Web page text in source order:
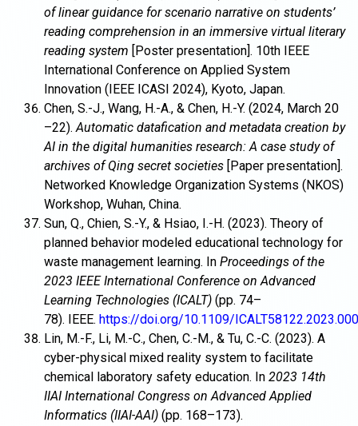
of linear guidance for scenario narrative on students’
reading comprehension in an immersive virtual literary
reading system [Poster presentation]. 10th IEEE
International Conference on Applied System
Innovation (IEEE ICASI 2024), Kyoto, Japan.
Chen, S.-J., Wang, H.-A., & Chen, H.-Y. (2024, March 20
–22). Automatic datafication and metadata creation by
AI in the digital humanities research: A case study of
archives of Qing secret societies [Paper presentation].
Networked Knowledge Organization Systems (NKOS)
Workshop, Wuhan, China.
Sun, Q., Chien, S.-Y., & Hsiao, I.-H. (2023). Theory of
planned behavior modeled educational technology for
waste management learning. In Proceedings of the
2023 IEEE International Conference on Advanced
Learning Technologies (ICALT) (pp. 74–
78). IEEE. https://doi.org/10.1109/
Lin, M.-F., Li, M.-C., Chen, C.-M., & Tu, C.-C. (2023). A
cyber-physical mixed reality system to facilitate
chemical laboratory safety education. In 2023 14th
IIAI International Congress on Advanced Applied
Informatics (IIAI-AAI) (pp. 168–173).